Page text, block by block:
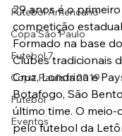
Futebol Americano
Copa São Paulo
Futebol 7
Copa Paulista 2019
Futebol
Eventos
29 anos é o
competição
Formado na base
Clubes tradicionais
Cruz, Londrina e
Botafogo, São
último time. O
pelo futebol da